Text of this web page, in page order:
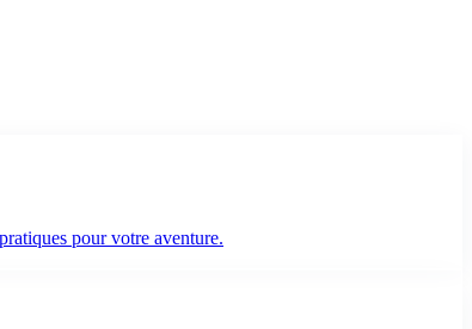
pour votre aventure.